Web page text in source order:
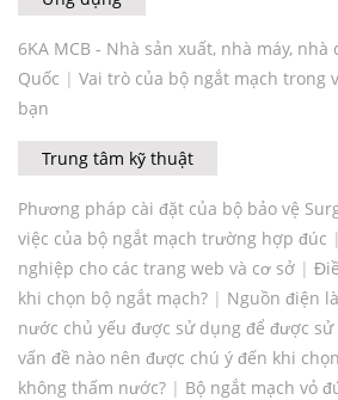
6KA MCB - Nhà sản xuất, nhà máy,
Quốc | Vai trò của bộ ngắt mạch trong
bạn
Trung tâm kỹ thuật
Phương pháp cài đặt của bộ bảo vệ
việc của bộ ngắt mạch trường hợp đúc |
nghiệp cho các trang web và cơ sở |
khi chọn bộ ngắt mạch? | Nguồn điện
nước chủ yếu được sử dụng để được sử
vấn đề nào nên được chú ý đến khi
không thấm nước? | Bộ ngắt mạch vỏ